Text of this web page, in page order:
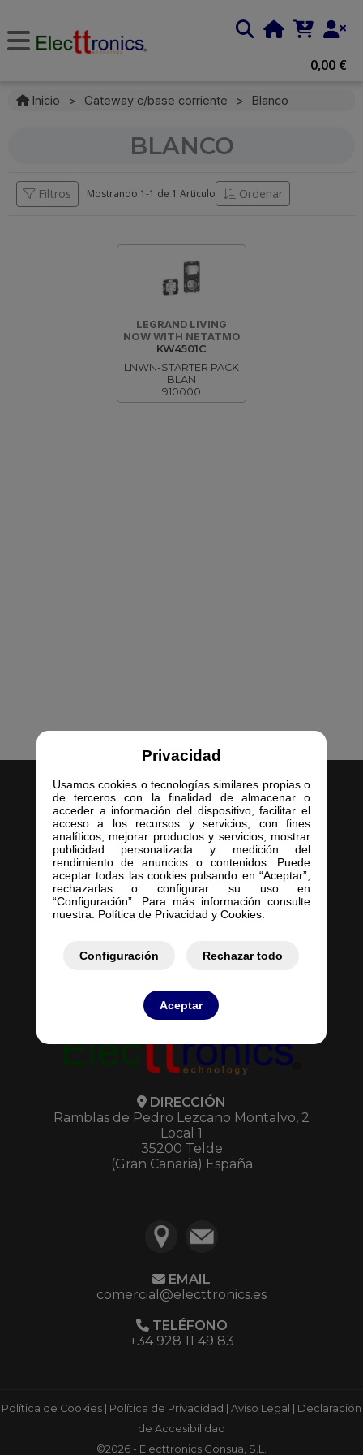
Privacidad
Usamos cookies o tecnologías similares propias o
de terceros con la finalidad de almacenar o
acceder a información del dispositivo, facilitar el
acceso a los recursos y servicios, con fines
analíticos, mejorar productos y servicios, mostrar
publicidad personalizada y medición del
rendimiento de anuncios o contenidos. Puede
aceptar todas las cookies pulsando en “Aceptar”,
rechazarlas o configurar su uso en
“Configuración”. Para más información consulte
nuestra. Política de Privacidad y Cookies.
Configuración Rechazar todo
Aceptar
0,00 €
Inicio > Gateway c/base corriente > Blanco
BLANCO
Filtros Mostrando 1-1 de 1 Articulo Ordenar
LEGRAND LIVING
NOW WITH NETATMO
KW4501C
LNWN-STARTER PACK
BLAN
910000
Inicio
Empresa
Servicios
Contacto
Mis Presupuestos
DIRECCIÓN
Ramblas de Pedro Lezcano Montalvo, 2
Local 1
35200 Telde
(Gran Canaria) España
EMAIL
comercial@electtronics.es
TELÉFONO
+34 928 11 49 83
Política de Cookies Política de Privacidad Aviso Legal
Declaración
de Accesibilidad
©2026 - Electtronics Gonsua, S.L.